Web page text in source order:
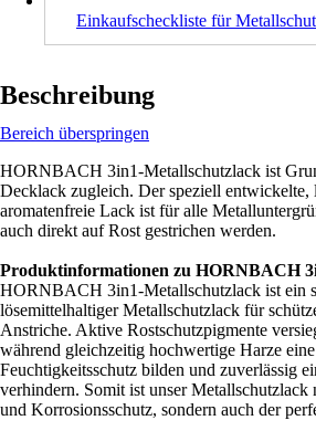
Einkaufscheckliste für
Beschreibung
Bereich überspringen
HORNBACH 3in1-Metallschutzlack ist
Decklack zugleich. Der speziell entwickelte,
aromatenfreie Lack ist für alle
auch direkt auf Rost gestrichen werden.
Produktinformationen zu HORNBACH
HORNBACH 3in1-Metallschutzlack ist ein
lösemittelhaltiger Metallschutzlack für
Anstriche. Aktive Rostschutzpigmente
während gleichzeitig hochwertige Harze
Feuchtigkeitsschutz bilden und zuverlässig
verhindern. Somit ist unser
und Korrosionsschutz, sondern auch der